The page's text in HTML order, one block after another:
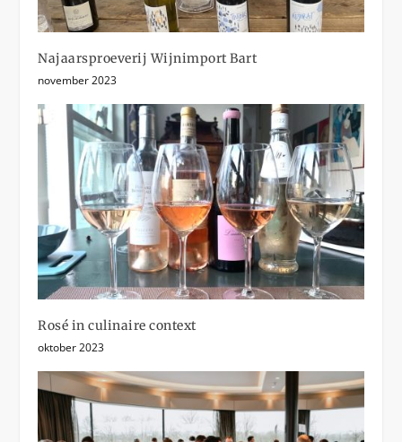
Najaarsproeverij Wijnimport Bart
november 2023
Rosé in culinaire context
oktober 2023